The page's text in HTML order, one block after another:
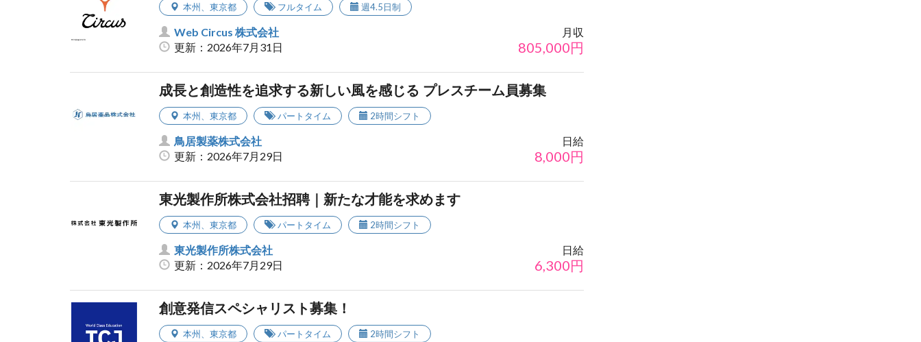
本州、 東京都 フルタイム 週4.5日制
Web Circus 株式会社
更新：2026年7月31日
月収
805,000円
成長と創造性を追求する新しい風を感じる プレスチーム員募集
本州、 東京都 パートタイム 2時間シフト
鳥居製薬株式会社
更新：2026年7月29日
日給
8,000円
東光製作所株式会社招聘｜新たな才能を求めます
本州、 東京都 パートタイム 2時間シフト
東光製作所株式会社
更新：2026年7月29日
日給
6,300円
創意発信スペシャリスト募集！
本州、 東京都 パートタイム 2時間シフト